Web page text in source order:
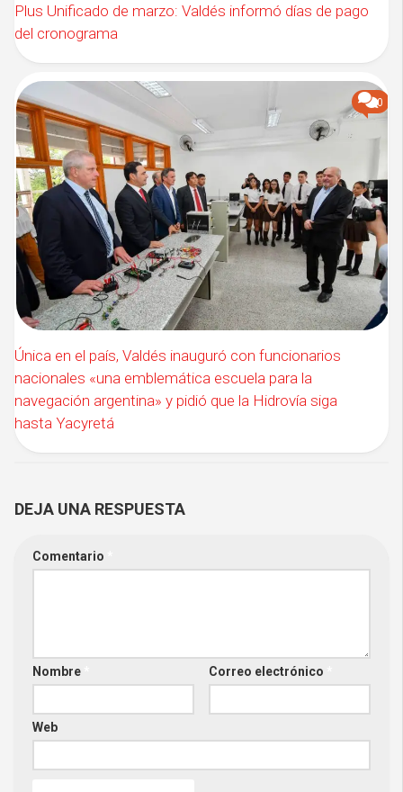
Plus Unificado de marzo: Valdés informó días de pago
del cronograma
0
Única en el país, Valdés inauguró con funcionarios
nacionales «una emblemática escuela para la
navegación argentina» y pidió que la Hidrovía siga
hasta Yacyretá
DEJA UNA RESPUESTA
Comentario
Nombre Correo electrónico
Web